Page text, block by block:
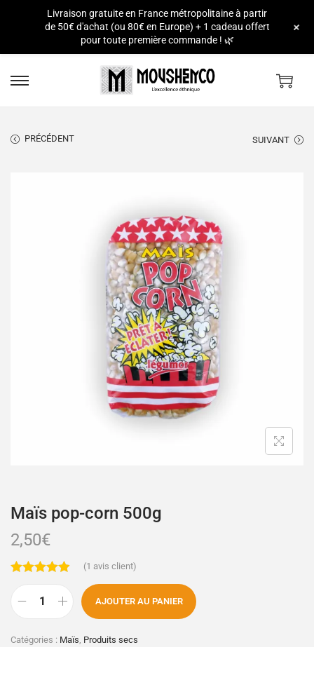
PRÉCÉDENT SUIVANT
Maïs pop-corn 500g
2,50€
(1 avis client)
AJOUTER AU PANIER
Catégories : Maïs Produits secs
Livraison gratuite en France métropolitaine à partir
de 50€ d'achat (ou 80€ en Europe) + 1 cadeau offert
pour toute première commande ! 🌿
+